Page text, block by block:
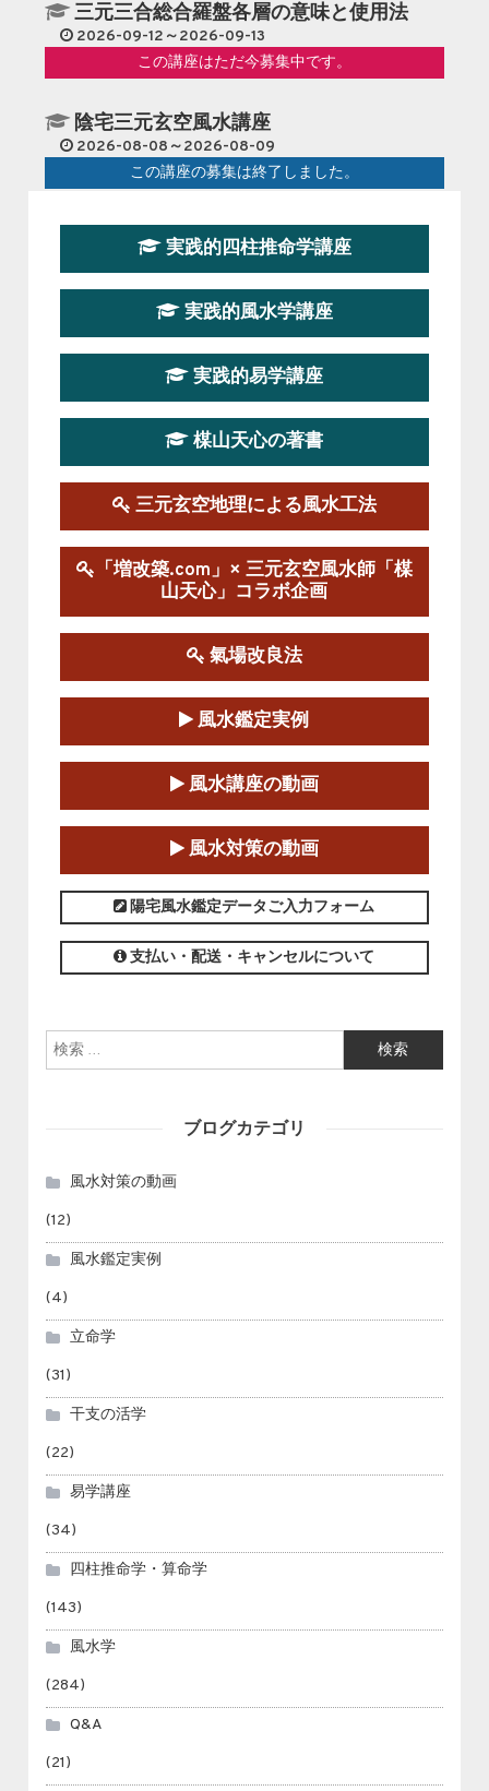
三元三合総合羅盤各層の意味と使用法
2026-09-12～2026-09-13
この講座はただ今募集中です。
陰宅三元玄空風水講座
2026-08-08～2026-08-09
この講座の募集は終了しました。
第１９期立命塾『実践的易学講座』
2026-08-22～2026-10-25
第19期立命塾実践的四柱推命学講座
2026-03-20～2026-07-19
第１９期立命塾実践的風水学講座
この講座の募集は終了しました。
陰宅三元玄空風水講座
2025-06-07～2025-06-08
この講座の募集は終了しました。
第１８期立命塾『実践的易学講座』
2025-06-21～2025-08-24
この講座の募集は終了しました。
第１８期立命塾「実践的四柱立命学（四
柱推命学）講座」
2025-01-11～2025-05-11
この講座の募集は終了しました。
実践的四柱推命学講座
実践的風水学講座
実践的易学講座
楳山天心の著書
三元玄空地理による風水工法
「増改築.com」× 三元玄空風水師「楳
山天心」コラボ企画
氣場改良法
風水鑑定実例
風水講座の動画
風水対策の動画
陽宅風水鑑定データご入力フォーム
支払い・配送・キャンセルについて
検索:
ブログカテゴリ
風水対策の動画
(12)
風水鑑定実例
(4)
立命学
(31)
干支の活学
(22)
易学講座
(34)
四柱推命学・算命学
(143)
風水学
(284)
Q&A
(21)